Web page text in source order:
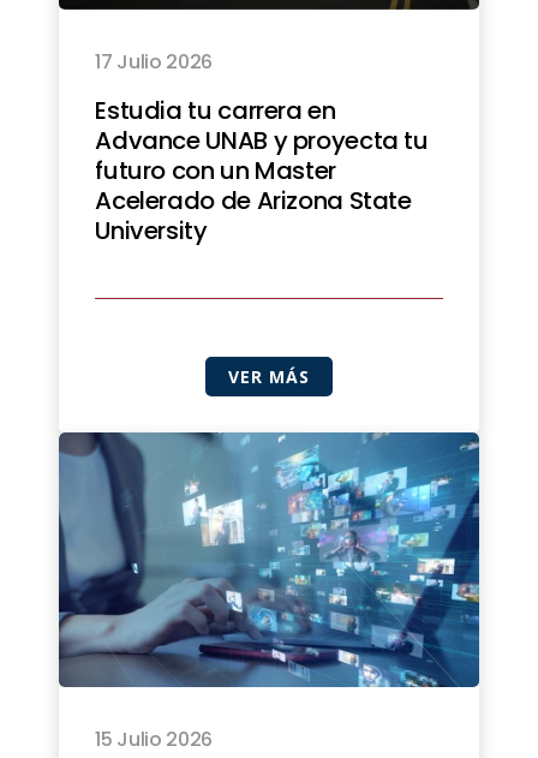
17 Julio 2026
Estudia tu carrera en
Advance UNAB y proyecta tu
futuro con un Master
Acelerado de Arizona State
University
VER MÁS
15 Julio 2026